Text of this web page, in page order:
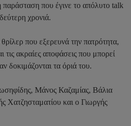
που έγινε το απόλυτο talk
χρονιά.
που εξερευνά την πατρότητα,
τις ακραίες αποφάσεις που μπορεί
δοκιμάζονται τα όριά του.
Μάνος Καζαμίας, Βάλια
Χατζησταματίου και ο Γιωργής